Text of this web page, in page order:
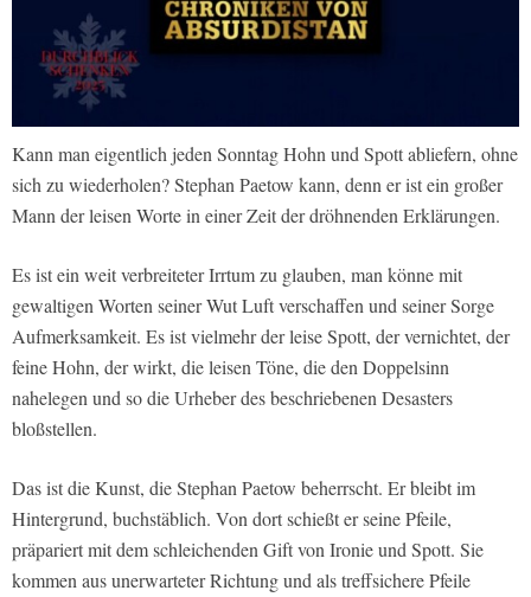
Kann man eigentlich jeden Sonntag Hohn und Spott abliefern, ohne
sich zu wiederholen? Stephan Paetow kann, denn er ist ein großer
Mann der leisen Worte in einer Zeit der dröhnenden Erklärungen.
Es ist ein weit verbreiteter Irrtum zu glauben, man könne mit
gewaltigen Worten seiner Wut Luft verschaffen und seiner Sorge
Aufmerksamkeit. Es ist vielmehr der leise Spott, der vernichtet, der
feine Hohn, der wirkt, die leisen Töne, die den Doppelsinn
nahelegen und so die Urheber des beschriebenen Desasters
bloßstellen.
Das ist die Kunst, die Stephan Paetow beherrscht. Er bleibt im
Hintergrund, buchstäblich. Von dort schießt er seine Pfeile,
präpariert mit dem schleichenden Gift von Ironie und Spott. Sie
kommen aus unerwarteter Richtung und als treffsichere Pfeile